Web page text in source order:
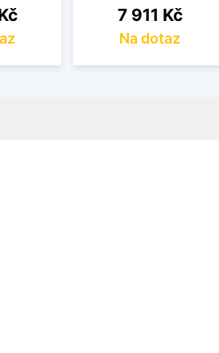
Cena
7 911 Kč
Na dotaz